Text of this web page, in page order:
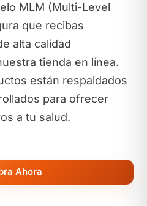
MLM (Multi-Level
que recibas
alta calidad
tienda en línea.
están respaldados
para ofrecer
a tu salud.
Ahora